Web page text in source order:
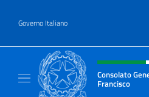
Governo Italiano
Intestazione sito,
Consolato
Francisco